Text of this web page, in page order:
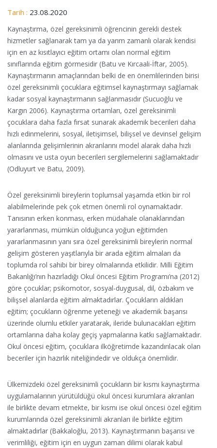
Tarih : 23.08.2020
Kaynaştırma, özel gereksinimli öğrencinin gerekli destek
hizmetler sağlanarak tam ya da yarım zamanlı olarak kendisi
için en az kısıtlayıcı eğitim ortamı olan normal eğitim
sınıflarında eğitim görmesidir (Batu ve Kırcaali-İftar, 2005).
Kaynaştırmanın amaçlarından belki de en önemlilerinden birisi
özel gereksinimli çocuklara eğitimsel kaynaştırmayı sağlamak
kadar sosyal kaynaştırmanın sağlanmasıdır (Sucuoğlu ve
Kargın 2006). Kaynaştırma ortamları, özel gereksinimli
çocuklara daha fazla fırsat sunarak akademik becerileri daha
hızlı edinmelerini, sosyal, iletişimsel, bilişsel ve devinsel gelişim
alanlarında gelişimlerinin akranlarını model alarak daha hızlı
olmasını ve usta oyun becerileri sergilemelerini sağlamaktadır
(Odluyurt ve Batu, 2009).
Özel gereksinimli bireylerin toplumsal yaşamda etkin bir rol
alabilmelerinde pek çok etmen önemli rol oynamaktadır.
Tanısının erken konması, erken müdahale olanaklarından
yararlanması, mümkün olduğunca yoğun eğitimden
yararlanmasının yanı sıra özel gereksinimli bireylerin normal
gelişim gösteren yaşıtlarıyla bir arada eğitim almaları da
toplumda rol sahibi bir birey olmalarında etkilidir. Milli Eğitim
Bakanlığı’nın hazırladığı Okul öncesi Eğitim Programı’na (2012)
göre çocuklar; psikomotor, sosyal-duygusal, dil, özbakım ve
bilişsel alanlarda eğitim almaktadırlar. Çocukların aldıkları
eğitim; çocukların öğrenme yeteneği ve akademik başarısı
üzerinde olumlu etkiler yaratarak, ileride bulunacakları eğitim
ortamlarına daha kolay geçiş yapmalarına katkı sağlamaktadır.
Okul öncesi eğitim, çocuklara ilköğretimde kazandırılacak olan
beceriler için hazırlık niteliğindedir ve oldukça önemlidir.
Ülkemizdeki özel gereksinimli çocukların bir kısmı kaynaştırma
uygulamalarının yürütüldüğü okul öncesi kurumlara akranları
ile birlikte devam etmekte, bir kısmı ise okul öncesi özel eğitim
kurumlarında özel gereksinimli akranları ile birlikte eğitim
almaktadırlar (Bakkaloğlu, 2013). Kaynaştırmanın başarısı ve
verimliliği, eğitim için en uygun zaman dilimi olarak kabul